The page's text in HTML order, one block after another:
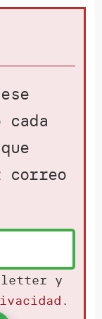
correo
y
.